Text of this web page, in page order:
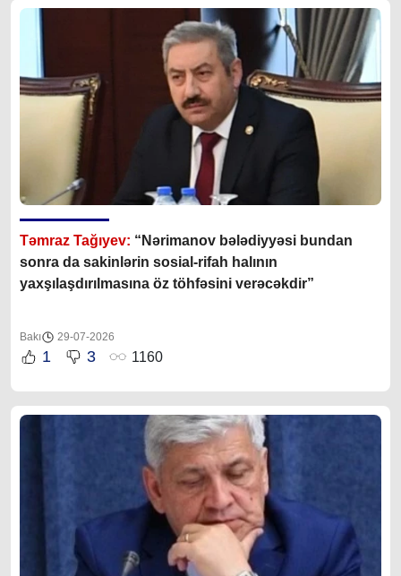
Təmraz Tağıyev: “Nərimanov bələdiyyəsi bundan
sonra da sakinlərin sosial-rifah halının
yaxşılaşdırılmasına öz töhfəsini verəcəkdir”
Bakı 29-07-2026
1 3 1160